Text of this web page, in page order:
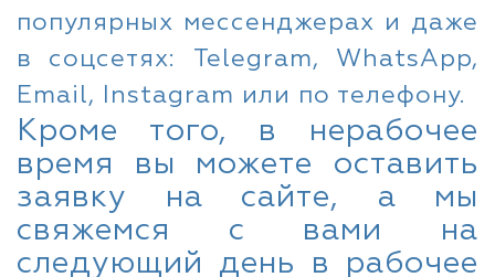
популярных мессенджерах и даже
в соцсетях: Telegram, WhatsApp,
Email, Instagram или по телефону.
Кроме того, в нерабочее
время вы можете оставить
заявку на сайте, а мы
свяжемся с вами на
следующий день в рабочее